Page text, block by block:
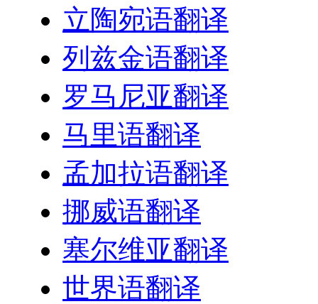
立陶宛语翻译
列兹金语翻译
罗马尼亚翻译
马里语翻译
孟加拉语翻译
挪威语翻译
塞尔维亚翻译
世界语翻译